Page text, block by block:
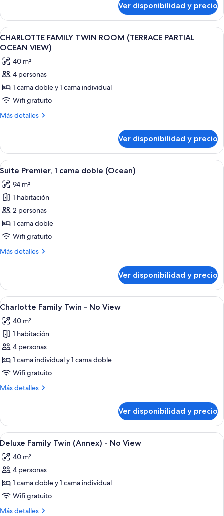
individuales
(Charlotte
Garden)
familiar
con
2
camas
(Charlotte
Garden)
Ver disponibilidad y precio
Ver
todas
las
fotos
de
CHARLOTTE
FAMILY
TWIN
PARTIAL
OCEAN
VIEW)
Una habitación de hotel moderna
2
CHARLOTTE FAMILY TWIN ROOM (TERRACE PARTIAL
OCEAN VIEW)
40 m²
4 personas
1 cama doble y 1 cama individual
Wifi gratuito
Más detalles
Más
FAMILY
TWIN
ROOM
PARTIAL
OCEAN
VIEW)
Ver disponibilidad y precio
Ver
todas
las
fotos
de
Suite
Premier,
cama
Amplia habitación de hotel con una
2
Suite Premier, 1 cama doble (Ocean)
94 m²
1 habitación
2 personas
1 cama doble
Wifi gratuito
Más detalles
Más
Premier,
cama
(Ocean)
Ver disponibilidad y precio
Ver
todas
las
fotos
de
Charlotte
Family
-
Una habitación de hotel con dos
1
Charlotte Family Twin - No View
40 m²
1 habitación
4 personas
1 cama individual y 1 cama doble
Wifi gratuito
Más detalles
Más
Family
Twin
-
View
Ver disponibilidad y precio
Ver
todas
las
fotos
de
Deluxe
Family
Una habitación de hotel con dos
1
Deluxe Family Twin (Annex) - No View
40 m²
4 personas
1 cama doble y 1 cama individual
Wifi gratuito
Más detalles
Más